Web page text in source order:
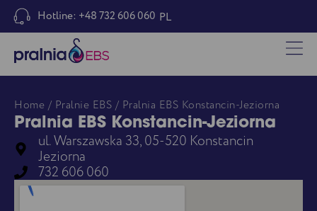
Hotline: +48 732 606 060 PL
Home / Pralnie EBS / Pralnia EBS Konstancin-Jeziorna
Pralnia EBS Konstancin-Jeziorna
ul. Warszawska 33, 05-520 Konstancin
Jeziorna
732 606 060